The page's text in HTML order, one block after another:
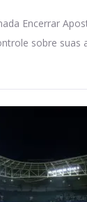
Encerrar
sobre suas